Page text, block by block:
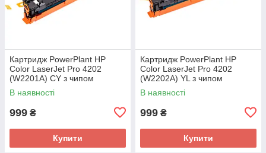
Картридж PowerPlant HP
Color LaserJet Pro 4202
(W2201A) CY з чипом
В наявності
999 ₴
Купити
Картридж PowerPlant HP
Color LaserJet Pro 4202
(W2202A) YL з чипом
В наявності
999 ₴
Купити